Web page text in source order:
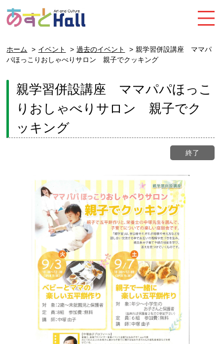
ホーム イベント 過去のイベント
親学習併設講座 ママパ
パほっこりおしゃべりサロン 親子でクッキング
親学習併設講座 ママパパほっこ
りおしゃべりサロン 親子でク
ッキング
終了